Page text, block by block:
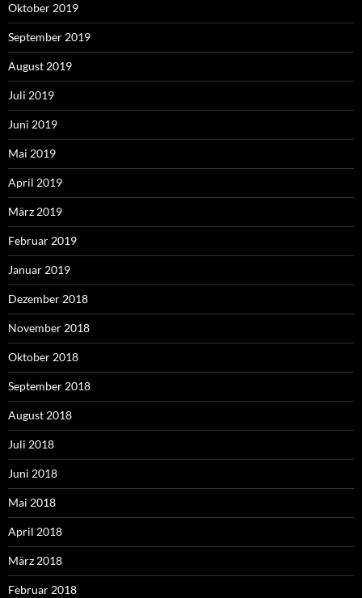
Oktober 2019
September 2019
August 2019
Juli 2019
Juni 2019
Mai 2019
April 2019
März 2019
Februar 2019
Januar 2019
Dezember 2018
November 2018
Oktober 2018
September 2018
August 2018
Juli 2018
Juni 2018
Mai 2018
April 2018
März 2018
Februar 2018